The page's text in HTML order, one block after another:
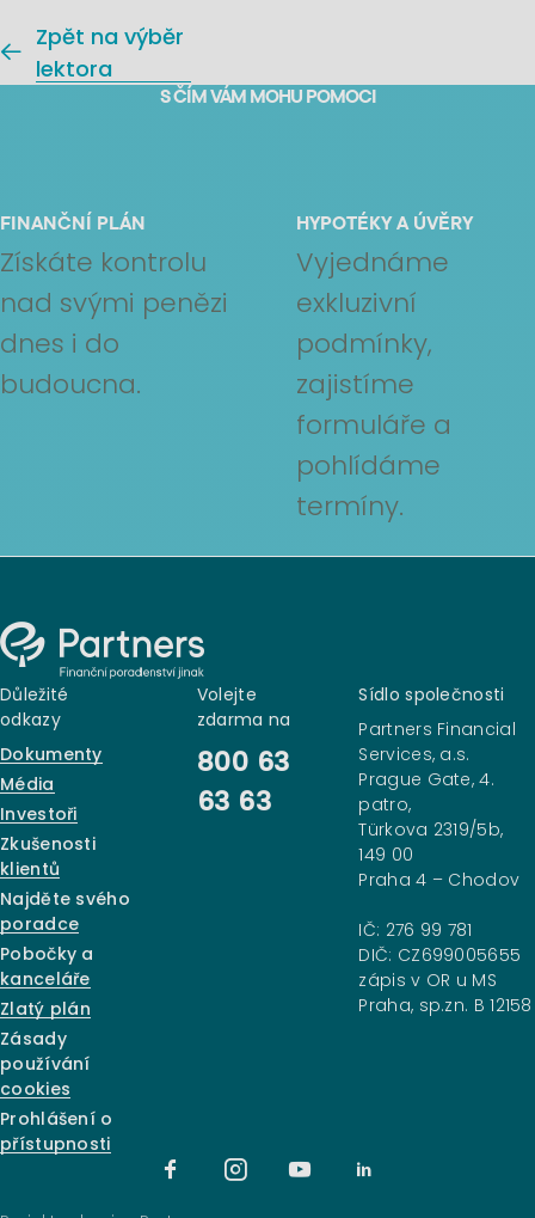
Zpět na výběr
lektora
S ČÍM VÁM MOHU POMOCI
FINANČNÍ PLÁN
Získáte kontrolu
nad svými penězi
dnes i do
budoucna.
HYPOTÉKY A ÚVĚRY
Vyjednáme
exkluzivní
podmínky,
zajistíme
formuláře a
pohlídáme
termíny.
Důležité
odkazy
Dokumenty
Média
Investoři
Zkušenosti
klientů
Najděte svého
poradce
Pobočky a
kanceláře
Zlatý plán
Zásady
používání
cookies
Prohlášení o
přístupnosti
Volejte
zdarma na
800 63
63 63
Sídlo společnosti
Partners Financial
Services, a.s.
Prague Gate, 4.
patro,
Türkova 2319/5b,
149 00
Praha 4 – Chodov
IČ: 276 99 781
DIČ: CZ699005655
zápis v OR u MS
Praha, sp.zn. B 12158